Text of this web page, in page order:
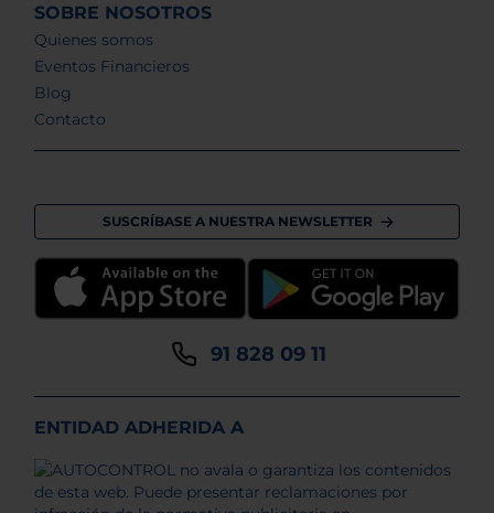
SOBRE NOSOTROS
Quienes somos
Eventos Financieros
Blog
Contacto
SUSCRÍBASE A NUESTRA NEWSLETTER
91 828 09 11
ENTIDAD ADHERIDA A